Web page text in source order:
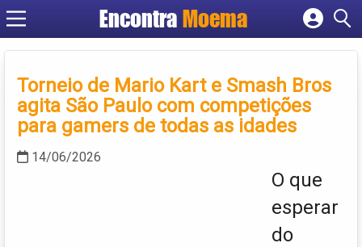
Encontra Moema
Criar conta
Torneio de Mario Kart e Smash Bros
agita São Paulo com competições
para gamers de todas as idades
14/06/2026
O que
esperar
do